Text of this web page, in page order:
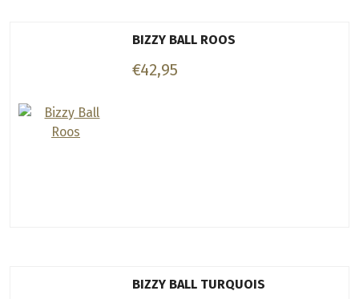
BIZZY BALL ROOS
€42,95
BIZZY BALL TURQUOIS